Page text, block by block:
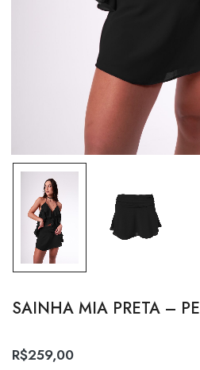
SAINHA MIA PRETA – PE
R$259,00